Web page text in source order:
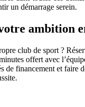
un démarrage serein.
ambition
club de sport ?
offert avec
de financement et faire